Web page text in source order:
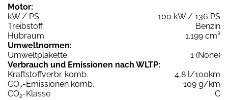
Motor:
kW / PS
100 kW / 136 PS
Treibstoff
Benzin
Hubraum
1.199 cm³
Umweltnormen:
Umweltplakette
1 (None)
Verbrauch und Emissionen nach WLTP:
Kraftstoffverbr. komb.
4,8 l/100km
CO2-Emissionen komb.
109 g/km
CO2-Klasse
C